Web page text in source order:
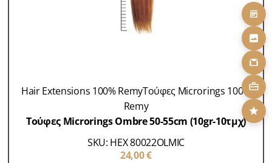
Hair Extensions 100% RemyΤούφες Microrings 100%
Remy
Τούφες Microrings Ombre 50-55cm (10gr-10τμχ)
SKU: HEX 80022OLMIC
24,00€